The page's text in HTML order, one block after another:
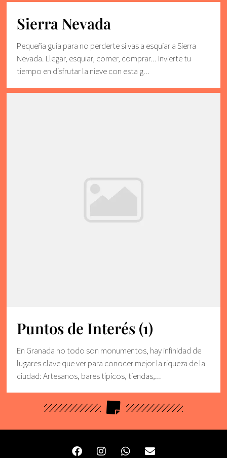
Sierra Nevada
Pequeña guía para no perderte si vas a esquiar a Sierra
Nevada. Llegar, esquiar, comer, comprar... Invierte tu
tiempo en disfrutar la nieve con esta g...
Puntos de Interés (1)
En Granada no todo son monumentos, hay infinidad de
lugares clave que ver para conocer mejor la riqueza de la
ciudad: Artesanos, bares típicos, tiendas,...